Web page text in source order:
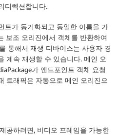
디렉션합니다.
트가 동기화되고 동일한 이름을 가
보조 오리진에서 객체를 반환하여
통해서 재생 디바이스는 사용자 경
계속 재생할 수 있습니다. 메인 오
가 엔드포인트 객체 요청
트래픽은 자동으로 메인 오리진으
공하려면, 비디오 프레임을 가능한